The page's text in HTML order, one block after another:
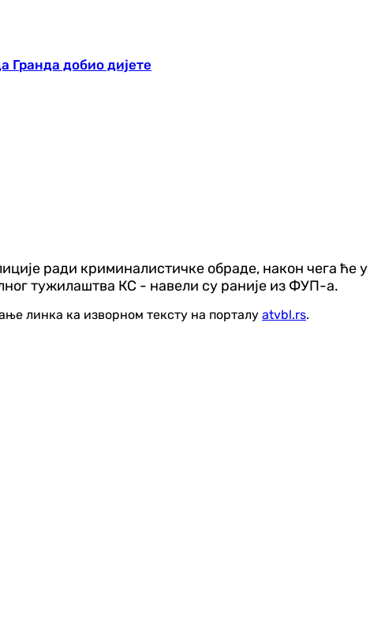
Гранда добио дијете
ради криминалистичке обраде, након чега ће у
тужилаштва КС - навели су раније из ФУП-а.
линка ка изворном тексту на порталу atvbl.rs.